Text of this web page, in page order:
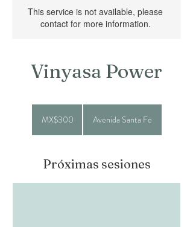
This service is not available, please
contact for more information.
Vinyasa Power
pesosMX$300 Avenida Santa Fe
Próximas sesiones